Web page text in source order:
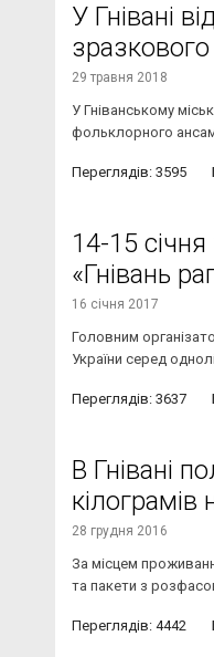
У Гнівані
29 травня 2018
У Гніванському
фольклорного
Переглядів: 3595
14-15
«Гнівань
16 січня 2017
Головним
України серед
Переглядів: 3637
В Гнівані
кілограмів
28 грудня 2016
За місцем
та пакети з
Переглядів: 4442